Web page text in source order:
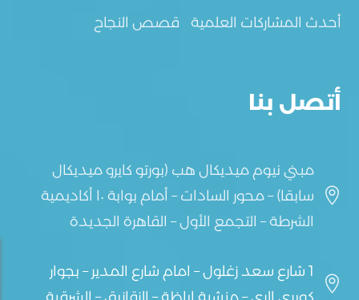
أتصل بنا

مبني نيوم ميديكال هب (بورتو كايرو ميديكال
سابقا) – محور السادات – أمام بوابة ١٠ أكاديمية
الشرطة – التجمع الأول – القاهرة الجديدة

1 شارع سعد زغلول – امام شارع المدير – بجوار
أحدث المشاركات العلمية
قصص النجاح